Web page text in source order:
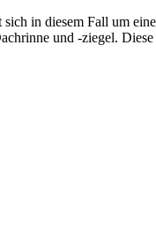
in diesem Fall um
und -ziegel.